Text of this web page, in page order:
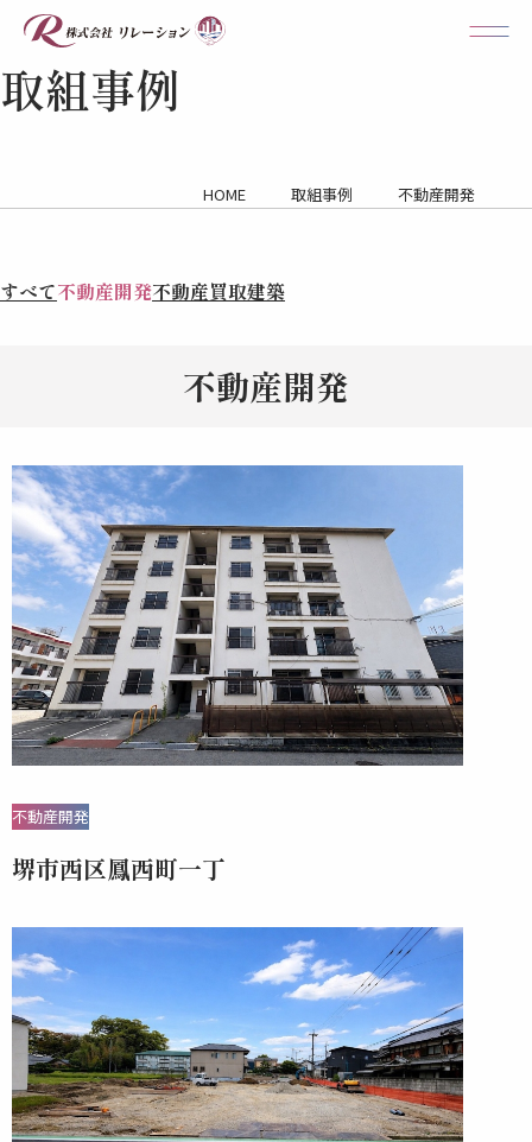
取組事例
HOME 取組事例 不動産開発
カ
ア
ー
カ
イ
ブ
すべて不動産開発不動産買取建築
不動産開発
不動産開発
堺市西区鳳西町一丁